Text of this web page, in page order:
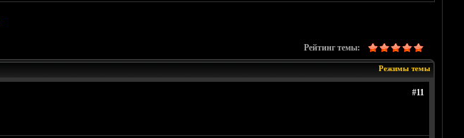
Рейтинг темы:
Режимы темы
#11